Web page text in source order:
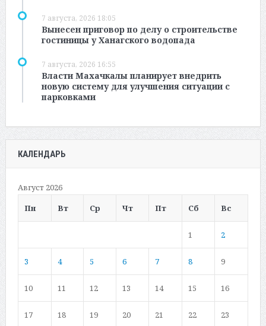
7 августа, 2026 18:05
Вынесен приговор по делу о строительстве
гостиницы у Ханагского водопада
7 августа, 2026 16:55
Власти Махачкалы планирует внедрить
новую систему для улучшения ситуации с
парковками
КАЛЕНДАРЬ
Август 2026
Пн
Вт Ср Чт Пт Сб Вс
1 2
3 4 5 6 7 8 9
10 11 12 13 14 15 16
17 18 19 20 21 22 23